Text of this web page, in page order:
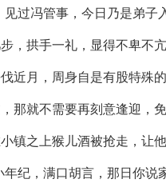
见过冯管事，今日乃是弟子
，拱手一礼，显得不卑不亢
近月，周身自是有股特殊
那就不需要再刻意逢迎，
镇之上猴儿酒被抢走，让
年纪，满口胡言，那日你